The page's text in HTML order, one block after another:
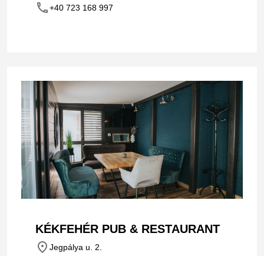
phone+40 723 168 997
KÉKFEHÉR PUB & RESTAURANT
place Jegpálya u. 2.